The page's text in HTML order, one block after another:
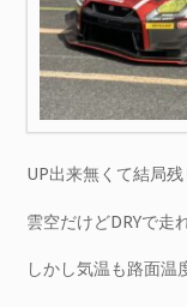
UP出来無くて結局残
雲空だけどDRYで走
しかし気温も路面温